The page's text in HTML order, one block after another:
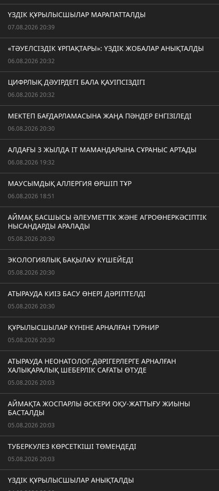
ҮЗДІК ҚҰРЫЛЫСШЫЛАР МАРАПАТТАЛДЫ
07.08.2026 20:39
«ТӘУЕЛСІЗДІК ҰРПАҚТАРЫ»: ҮЗДІК ЖОБАЛАР АНЫҚТАЛДЫ
06.08.2026 20:32
ЦИФРЛЫҚ ДӘУІРДЕГІ БАЛА ҚАУІПСІЗДІГІ
06.08.2026 20:32
МЕКТЕП БАҒДАРЛАМАСЫНА ЖАҢА ПӘНДЕР ЕНГІЗІЛЕДІ
06.08.2026 20:30
АЛДАҒЫ 3 ЖЫЛДА IT МАМАНДАРЫНА СҰРАНЫС АРТАДЫ
06.08.2026 19:32
МАУСЫМДЫҚ АЛЛЕРГИЯ ӨРШІП ТҰР
06.08.2026 18:51
АЙМАҚ БАСШЫСЫ ӘЛЕУМЕТТІК ЖӘНЕ АГРОӨНЕРКӘСІПТІК
НЫСАНДАРДЫ АРАЛАДЫ
05.08.2026 20:30
ЭКОЛОГИЯЛЫҚ БАҚЫЛАУ КҮШЕЙЕДІ
05.08.2026 20:30
АТЫРАУДА КИІЗ БАСУ ӨНЕРІ ДӘРІПТЕЛДІ
05.08.2026 20:30
ҚҰРЫЛЫСШЫЛАР КҮНІНЕ АРНАЛҒАН ТУРНИР
05.08.2026 20:30
АТЫРАУДА НЕОНАТОЛОГ-ДӘРІГЕРЛЕРГЕ АРНАЛҒАН
ХАЛЫҚАРАЛЫҚ ШЕБЕРЛІК САҒАТЫ ӨТУДЕ
05.08.2026 20:03
АЙМАҚТА ЖОСПАРЛЫ ӘСКЕРИ ОҚУ-ЖАТТЫҒУ ЖИЫНЫ
БАСТАЛДЫ
05.08.2026 20:03
ТУБЕРКУЛЕЗ КӨРСЕТКІШІ ТӨМЕНДЕДІ
05.08.2026 20:03
ҮЗДІК ҚҰРЫЛЫСШЫЛАР АНЫҚТАЛДЫ